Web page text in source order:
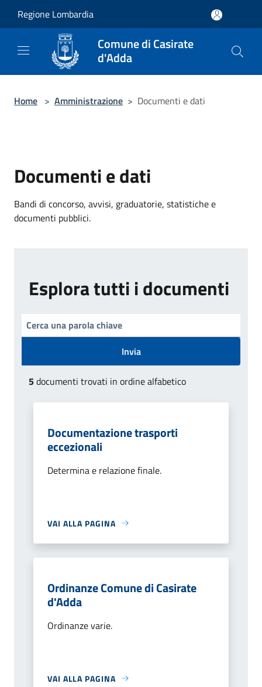
Regione Lombardia
Comune di Casirate
d'Adda
Home > Amministrazione > Documenti e dati
Documenti e dati
Bandi di concorso, avvisi, graduatorie, statistiche e
documenti pubblici.
Esplora tutti i documenti
Invia
5documenti trovati in ordine alfabetico
Documentazione trasporti
eccezionali
Determina e relazione finale.
VAI ALLA PAGINA
Ordinanze Comune di Casirate
d'Adda
Ordinanze varie.
VAI ALLA PAGINA